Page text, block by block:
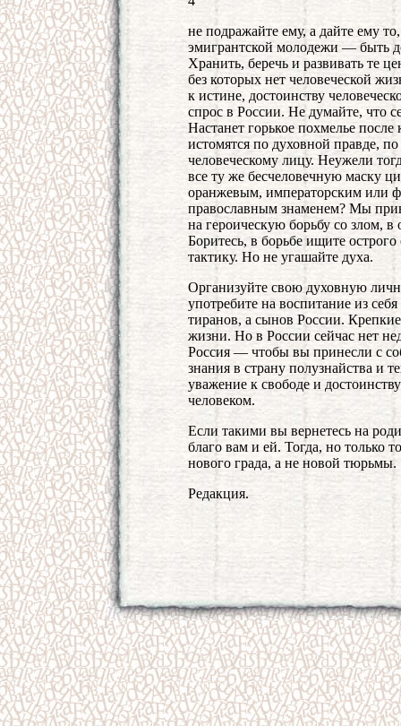
не подражайте ему, а дайте ему
эмигрантской молодежи — быть
Хранить, беречь и развивать те
без которых нет человеческой
к истине, достоинству
спрос в России. Не думайте, что
Настанет горькое похмелье
истомятся по духовной правде,
человеческому лицу. Неужели
все ту же бесчеловечную маску
оранжевым, императорским
православным знаменем? Мы
на героическую борьбу со злом,
Боритесь, в борьбе ищите
тактику. Но не угашайте духа.
Организуйте свою духовную
употребите на воспитание из
тиранов, а сынов России.
жизни. Но в России сейчас нет
Россия — чтобы вы принесли с
знания в страну полузнайства и
уважение к свободе и
человеком.
Если такими вы вернетесь на
благо вам и ей. Тогда, но только
нового града, а не новой тюрьмы.
Редакция.